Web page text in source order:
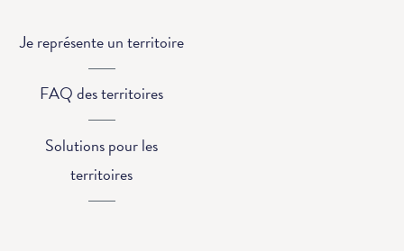
Je représente un territoire
FAQ des territoires
Solutions pour les
territoires